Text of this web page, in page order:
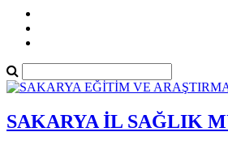
SAKARYA İL SAĞLIK